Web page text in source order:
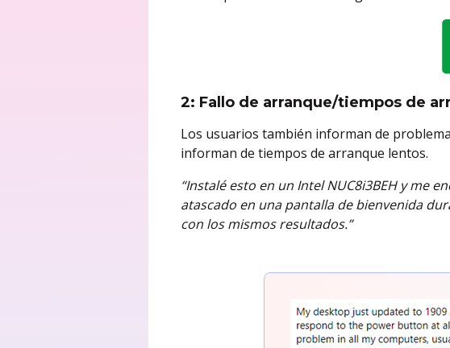
2: Fallo de arranque/tiempos de
Los usuarios también informan de
informan de tiempos de arranque lentos.
“Instalé esto en un Intel NUC8i3BEH y me
atascado en una pantalla de bienvenida
con los mismos resultados.”